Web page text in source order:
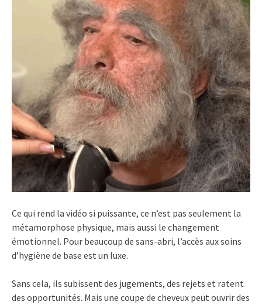
Ce qui rend la vidéo si puissante, ce n’est pas seulement la
métamorphose physique, mais aussi le changement
émotionnel. Pour beaucoup de sans-abri, l’accès aux soins
d’hygiène de base est un luxe.
Sans cela, ils subissent des jugements, des rejets et ratent
des opportunités. Mais une coupe de cheveux peut ouvrir des